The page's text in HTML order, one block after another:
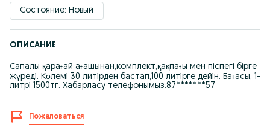
Состояние: Новый
ОПИСАНИЕ
Сапалы қарағай ағашынан,комплект,қақпағы мен піспегі бірге
жүреді. Көлемі 30 литірден бастап,100 литірге дейін. Бағасы, 1-
литрі 1500тг. Хабарласу телефонымыз:87*******57
Пожаловаться